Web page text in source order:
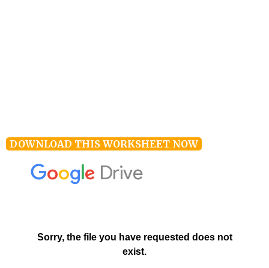
DOWNLOAD THIS WORKSHEET NOW